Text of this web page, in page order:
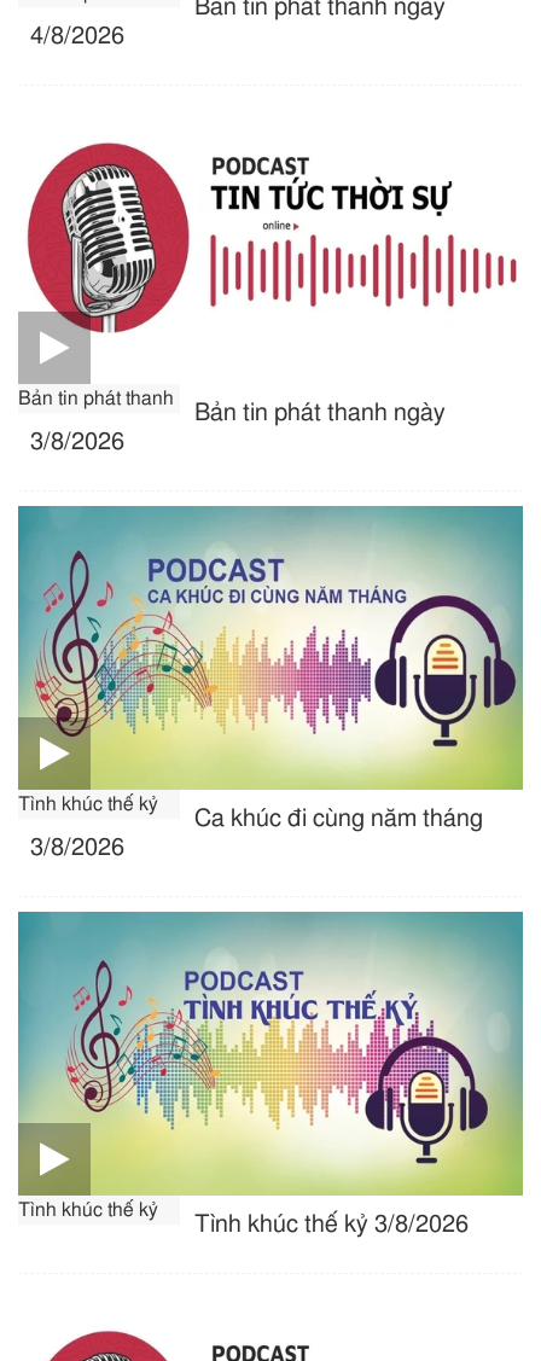
Bản tin phát thanh ngày
4/8/2026
Bản tin phát thanh
Bản tin phát thanh ngày
3/8/2026
Tình khúc thế kỷ
Ca khúc đi cùng năm tháng
3/8/2026
Tình khúc thế kỷ
Tình khúc thế kỷ 3/8/2026